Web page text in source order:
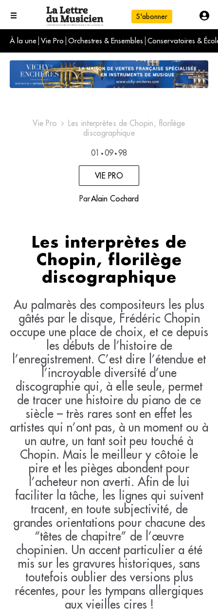
S'abonner
À la une Vie Pro Orchestres & Ensembles Conservatoires &
L'info du jour
Le numéro du mois
International
Vie Pro
Les interprètes de Chopin, florilège
discographique
01 • 09 • 98
VIE PRO
ParAlain Cochard
Les interprètes de
Chopin, florilège
discographique
Au palmarès des compositeurs les plus
gâtés par le disque, Frédéric Chopin
occupe une place de choix, et ce depuis
les débuts de l’histoire de
l’enregistrement. C’est dire l’étendue et
l’incroyable diversité d’une
discographie qui, à elle seule, permet
de tracer une histoire du piano de ce
siècle – très rares sont en effet les
artistes qui n’ont pas, à un moment ou à
un autre, un tant soit peu touché à
Chopin. Mais le meilleur y côtoie le
pire et les pièges abondent pour
l’acheteur non averti. Afin de lui
faciliter la tâche, les lignes qui suivent
tracent, en toute subjectivité, de
grandes orientations pour chacune des
“têtes de chapitre” de l’œuvre
chopinien. Un accent particulier a été
mis sur les gravures historiques, sans
toutefois oublier des versions plus
récentes, pour les tympans allergiques
aux vieilles cires !